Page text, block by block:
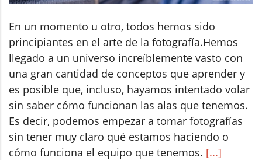
En un momento u otro, todos hemos sido
principiantes en el arte de la fotografía.Hemos
llegado a un universo increíblemente vasto con
una gran cantidad de conceptos que aprender y
es posible que, incluso, hayamos intentado volar
sin saber cómo funcionan las alas que tenemos.
Es decir, podemos empezar a tomar fotografías
sin tener muy claro qué estamos haciendo o
cómo funciona el equipo que tenemos. [...]